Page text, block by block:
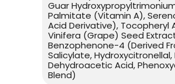
Guar
Palmitate (Vitamin A),
Acid Derivative),
Vinifera (Grape) Seed
Benzophenone-4 (Derived
Salicylate,
Dehydroacetic Acid,
Blend)